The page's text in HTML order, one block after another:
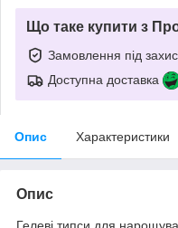
Що таке купити з
Замовлення під
Доступна доставка
Опис Характеристики
Опис
Гелеві типси для